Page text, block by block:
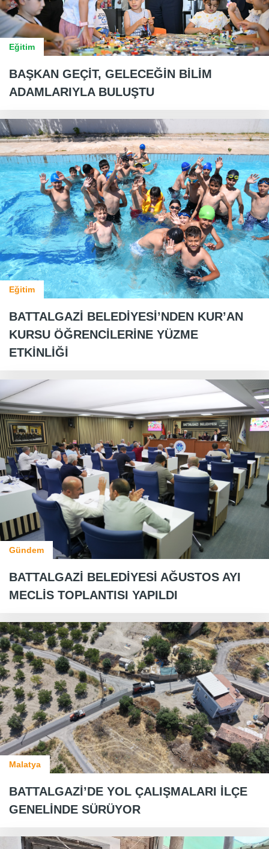
Eğitim
BAŞKAN GEÇİT, GELECEĞİN BİLİM
ADAMLARIYLA BULUŞTU
Eğitim
BATTALGAZİ BELEDİYESİ’NDEN KUR’AN
KURSU ÖĞRENCİLERİNE YÜZME
ETKİNLİĞİ
Gündem
BATTALGAZİ BELEDİYESİ AĞUSTOS AYI
MECLİS TOPLANTISI YAPILDI
Malatya
BATTALGAZİ’DE YOL ÇALIŞMALARI İLÇE
GENELİNDE SÜRÜYOR